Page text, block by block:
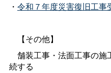
・ 令和７年度災害復旧工事
【その他】
舗装工事・法面工事の施
続する